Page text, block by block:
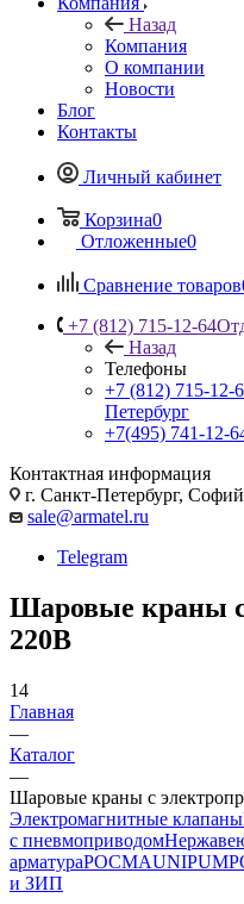
Назад
Компания
О компании
Новости
Блог
Контакты
Личный кабинет
Корзина0
Отложенные0
Сравнение товаров
+7 (812) 715-12-64
Назад
Телефоны
+7 (812) 715-12-
Петербург
+7(495) 741-12-
Контактная информация
г. Санкт-Петербург,
sale@armatel.ru
Telegram
Шаровые краны с
220В
14
Главная
—
Каталог
—
Шаровые краны с
Электромагнитные клапаны
с пневмоприводом
арматураРОСМАUNIPUMP
и ЗИП